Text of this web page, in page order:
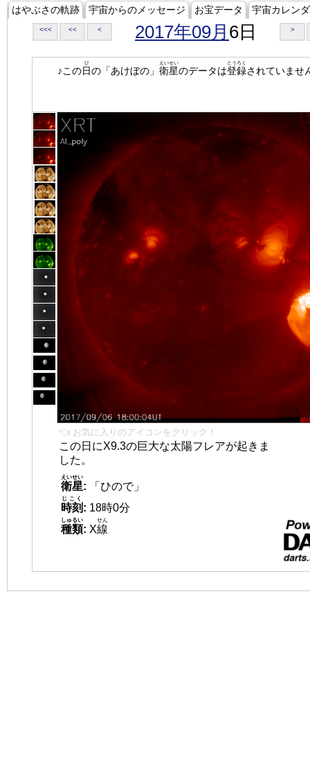
はやぶさの軌跡 宇宙からのメッセージ お宝データ 宇宙カレン
<<< << < 2017年09月 6日 >
♪この日
ひ
の「あけぼの」 衛星
えいせい
のデータは登録
とうろく
されていませ
👈 お気に入りのアイコンをクリック！
この日にX9.3の巨大な太陽フレアが起きま
した。
衛星
えいせい
:
「ひので」
時刻
じこく
: 18時0分
種類
しゅるい
: X線
せん